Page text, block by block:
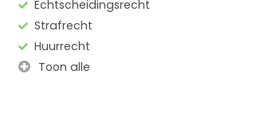
Echtscheidingsrecht
Strafrecht
Huurrecht
Toon alle